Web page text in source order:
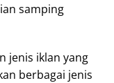
samping
jenis iklan yang
berbagai jenis